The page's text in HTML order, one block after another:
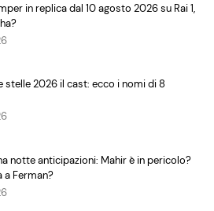
in replica dal 10 agosto 2026 su Rai 1,
stelle 2026 il cast: ecco i nomi di 8
notte anticipazioni: Mahir è in pericolo?
a Ferman?